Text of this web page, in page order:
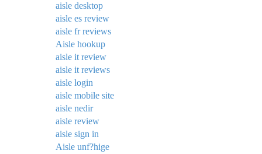
aisle desktop
aisle es review
aisle fr reviews
Aisle hookup
aisle it review
aisle it reviews
aisle login
aisle mobile site
aisle nedir
aisle review
aisle sign in
Aisle unf?hige